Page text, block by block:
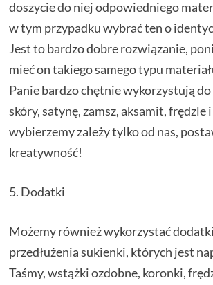
doszycie do niej odpowiedniego
w tym przypadku wybrać ten o
Jest to bardzo dobre rozwiązanie,
mieć on takiego samego typu
Panie bardzo chętnie wykorzystują
skóry, satynę, zamsz, aksamit, frędzle
wybierzemy zależy tylko od nas,
kreatywność!
5. Dodatki
Możemy również wykorzystać
przedłużenia sukienki, których jest
Taśmy, wstążki ozdobne, koronki,